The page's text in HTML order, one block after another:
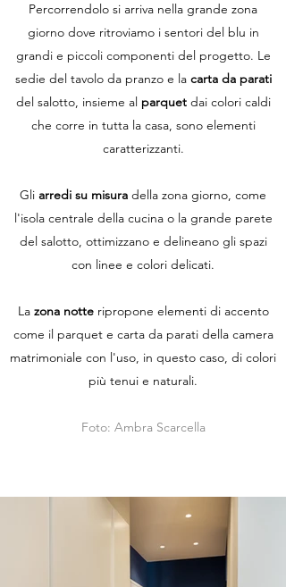
Percorrendolo si arriva nella grande zona
giorno dove ritroviamo i sentori del blu in
grandi e piccoli componenti del progetto. Le
sedie del tavolo da pranzo e la carta da parati
del salotto, insieme al parquetdai colori caldi
che corre in tutta la casa, sono elementi
caratterizzanti.
Gli arredi su misura della zona giorno, come
l'isola centrale della cucina o la grande parete
del salotto, ottimizzano e delineano gli spazi
con linee e colori delicati.
La zona notteripropone elementi di accento
come il parquet e carta da parati della camera
matrimoniale con l'uso, in questo caso, di colori
più tenui e naturali.
Foto: Ambra Scarcella